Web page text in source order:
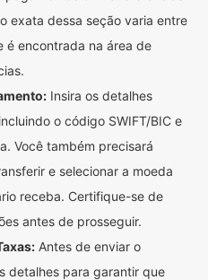
exata dessa seção varia entre
é encontrada na área de
Insira os detalhes
o código SWIFT/BIC e
Você também precisará
e selecionar a moeda
receba. Certifique-se de
antes de prosseguir.
Antes de enviar o
detalhes para garantir que